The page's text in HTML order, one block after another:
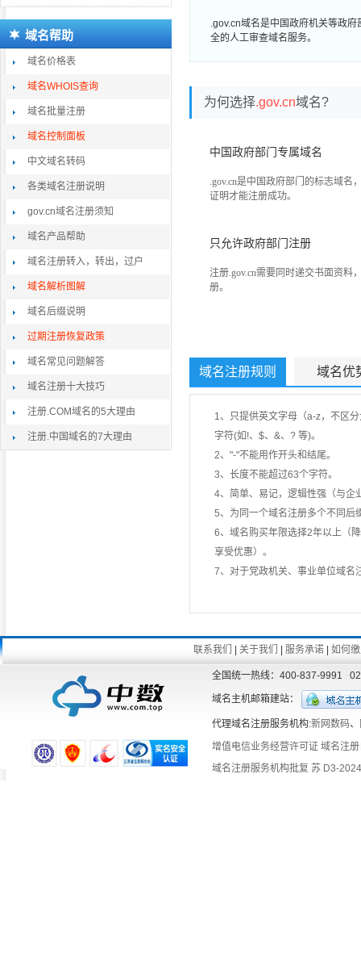
域名帮助
域名价格表
域名WHOIS查询
域名批量注册
域名控制面板
中文域名转码
各类域名注册说明
gov.cn域名注册须知
域名产品帮助
域名注册转入，转出，过户
域名解析图解
域名后缀说明
过期注册恢复政策
域名常见问题解答
域名注册十大技巧
注册.COM域名的5大理由
注册.中国域名的7大理由
.gov.cn域名是中国政府机关等政
全的人工审查域名服务。
为何选择.gov.cn域名?
中国政府部门专属域名
.gov.cn是中国政府部门的标志域名
证明才能注册成功。
只允许政府部门注册
注册.gov.cn需要同时递交书面资料
册。
域名注册规则 域名优
1、只提供英文字母（a-z，不区
字符(如!、$、&、? 等)。
2、"-"不能用作开头和结尾。
3、长度不能超过63个字符。
4、简单、易记，逻辑性强（与企
5、为同一个域名注册多个不同后
6、域名购买年限选择2年以上（
享受优惠）。
7、对于党政机关、事业单位域名
联系我们 |关于我们 |服务承诺 |如何
全国统一热线：400-837-9991
域名主机邮箱建站：
代理域名注册服务机构:新网数码、
增值电信业务经营许可证 域名注
域名注册服务机构批复 苏 D3-